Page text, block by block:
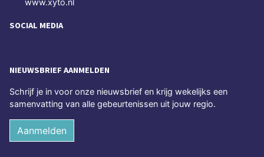
www.xyto.nl
SOCIAL MEDIA
NIEUWSBRIEF AANMELDEN
Schrijf je in voor onze nieuwsbrief en krijg wekelijks een
samenvatting van alle gebeurtenissen uit jouw regio.
Aanmelden